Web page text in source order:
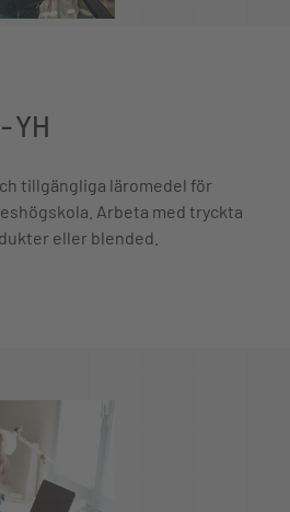
YH
tillgängliga läromedel för
Arbeta med tryckta
eller blended.